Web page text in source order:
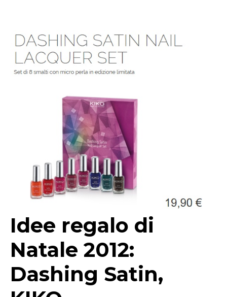
Idee regalo di
Natale 2012:
Dashing Satin,